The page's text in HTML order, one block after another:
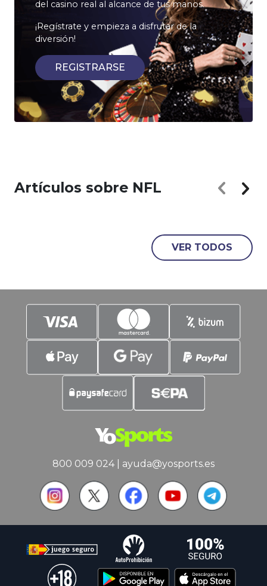
del casino real al alcance de tus manos.
¡Regístrate y empieza a disfrutar de la
diversión!
REGISTRARSE
Artículos sobre NFL
VER TODOS
800 009 024| ayuda@yosports.es